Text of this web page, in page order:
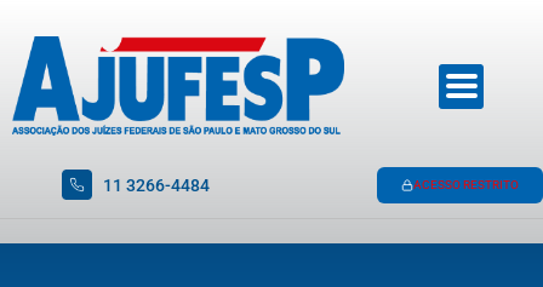
11 3266-4484 ACESSO RESTRITO